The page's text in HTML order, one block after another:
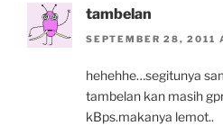
tambelan
SEPTEMBER 28, 2011
hehehhe…segitunya
tambelan kan masih
kBps.makanya lemot..